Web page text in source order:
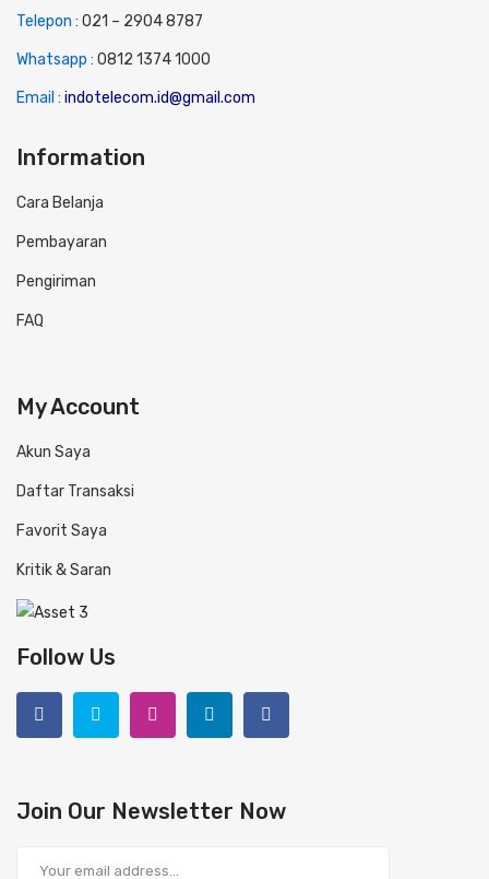
Telepon : 021 – 2904 8787
Whatsapp : 0812 1374 1000
Email : indotelecom.id@gmail.com
Information
Cara Belanja
Pembayaran
Pengiriman
FAQ
My Account
Akun Saya
Daftar Transaksi
Favorit Saya
Kritik & Saran
Follow Us
Join Our Newsletter Now